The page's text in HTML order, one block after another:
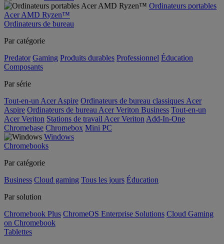
Ordinateurs portables
Acer AMD Ryzen™
Ordinateurs de bureau
Par catégorie
Predator Gaming Produits durables Professionnel Éducation
Composants
Par série
Tout-en-un Acer Aspire Ordinateurs de bureau classiques Acer
Aspire Ordinateurs de bureau Acer Veriton Business Tout-en-un
Acer Veriton Stations de travail Acer Veriton Add-In-One
Chromebase Chromebox Mini PC
Windows
Chromebooks
Par catégorie
Business Cloud gaming Tous les jours Éducation
Par solution
Chromebook Plus ChromeOS Enterprise Solutions Cloud Gaming
on Chromebook
Tablettes